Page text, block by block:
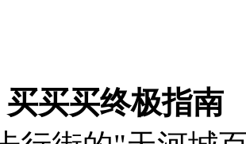
买买终极指南